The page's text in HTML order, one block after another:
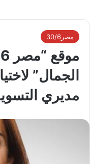
مصر30/6
الجمال”
مديري التسويق